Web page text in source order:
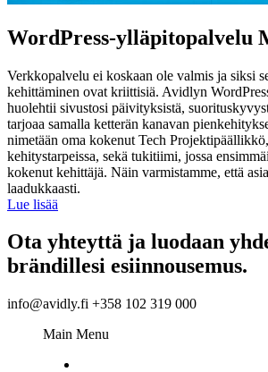
WordPress-ylläpitopalvelu
Verkkopalvelu ei koskaan ole valmis ja siksi
kehittäminen ovat kriittisiä. Avidlyn
huolehtii sivustosi päivityksistä,
tarjoaa samalla ketterän kanavan
nimetään oma kokenut Tech
kehitystarpeissa, sekä tukitiimi, jossa
kokenut kehittäjä. Näin varmistamme, että
laadukkaasti.
Lue lisää
Ota yhteyttä ja luodaan
brändillesi esiinnousemus.
info@avidly.fi +358 102 319 000
Main Menu